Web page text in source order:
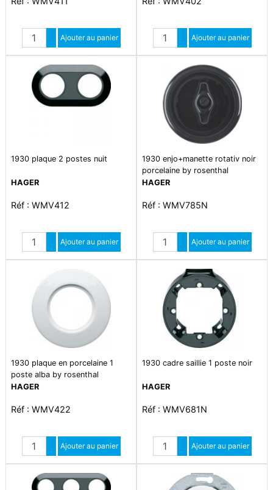
Quantité
Augmenter quantité
Diminuer quantité
Ajouter au panier Quantité
Augmenter quantité
Diminuer quantité
Ajouter au panier
1930 plaque 2 postes nuit
HAGER
Réf : WMV412
Quantité
Augmenter quantité
Diminuer quantité
Ajouter au panier
1930 enjo+manette rotativ noir
porcelaine by rosenthal
HAGER
Réf : WMV785N
Quantité
Augmenter quantité
Diminuer quantité
Ajouter au panier
1930 plaque en porcelaine 1
poste alba by rosenthal
HAGER
Réf : WMV422
Quantité
Augmenter quantité
Diminuer quantité
Ajouter au panier
1930 cadre saillie 1 poste noir
HAGER
Réf : WMV681N
Quantité
Augmenter quantité
Diminuer quantité
Ajouter au panier